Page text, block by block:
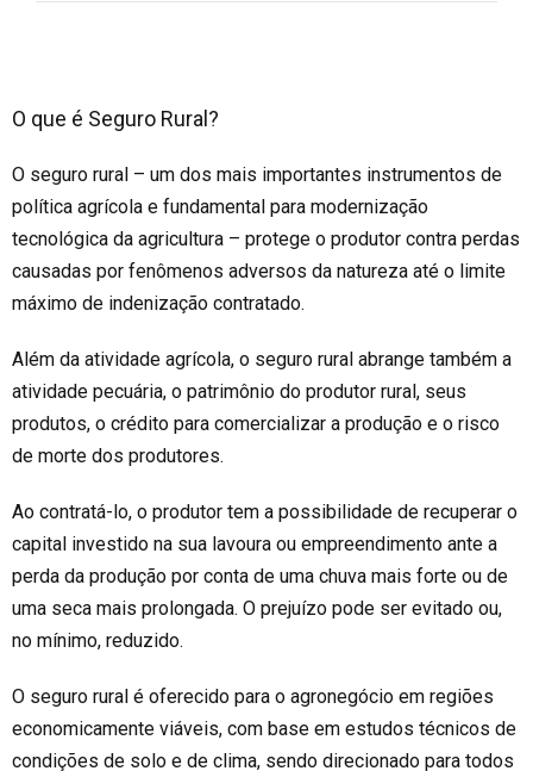
O que é Seguro Rural?
O seguro rural – um dos mais importantes instrumentos de
política agrícola e fundamental para modernização
tecnológica da agricultura – protege o produtor contra perdas
causadas por fenômenos adversos da natureza até o limite
máximo de indenização contratado.
Além da atividade agrícola, o seguro rural abrange também a
atividade pecuária, o patrimônio do produtor rural, seus
produtos, o crédito para comercializar a produção e o risco
de morte dos produtores.
Ao contratá-lo, o produtor tem a possibilidade de recuperar o
capital investido na sua lavoura ou empreendimento ante a
perda da produção por conta de uma chuva mais forte ou de
uma seca mais prolongada. O prejuízo pode ser evitado ou,
no mínimo, reduzido.
O seguro rural é oferecido para o agronegócio em regiões
economicamente viáveis, com base em estudos técnicos de
condições de solo e de clima, sendo direcionado para todos